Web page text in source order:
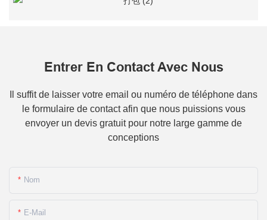
Entrer En Contact Avec Nous
Il suffit de laisser votre email ou numéro de téléphone dans
le formulaire de contact afin que nous puissions vous
envoyer un devis gratuit pour notre large gamme de
conceptions
Nom
E-Mail